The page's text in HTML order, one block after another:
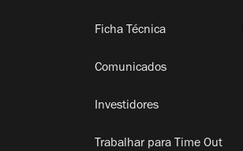
Ficha Técnica
Comunicados
Investidores
Trabalhar para Time Out